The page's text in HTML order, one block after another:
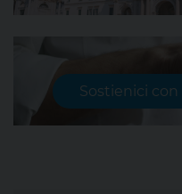
Sostienici